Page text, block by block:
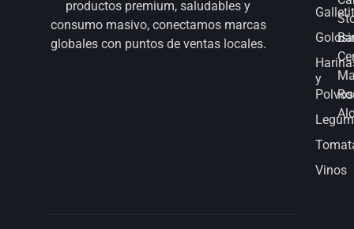
productos premium, saludables y
consumo masivo, conectamos marcas
globales con puntos de ventas locales.
y
Polvos
Vinos